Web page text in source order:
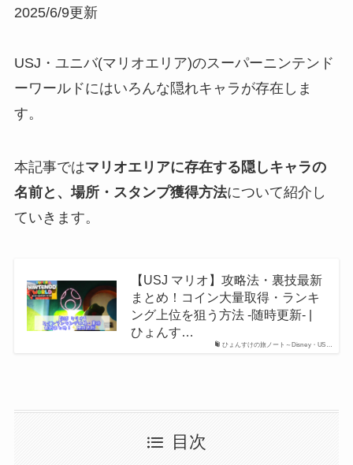
2025/6/9更新
USJ・ユニバ(マリオエリア)のスーパーニンテンド
ーワールドにはいろんな隠れキャラが存在しま
す。
本記事ではマリオエリアに存在する隠しキャラの
名前と、場所・スタンプ獲得方法について紹介し
ていきます。
ひょんすけの旅ノート～Disney・US…
【USJ マリオ】攻略法・裏技最新
まとめ！コイン大量取得・ランキ
ング上位を狙う方法 -随時更新- |
ひょんす…
目次